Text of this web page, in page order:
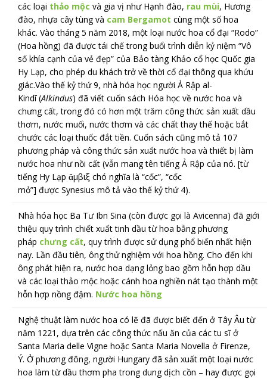
các loại thảo mộc và gia vị như Hạnh đào, rau mùi, Hương
đào, nhựa cây tùng và cam Bergamot cùng một số hoa
khác. Vào tháng 5 năm 2018, một loại nước hoa cổ đại “Rodo”
(Hoa hồng) đã được tái chế trong buổi trình diễn kỷ niệm “Vô
số khía cạnh của vẻ đẹp” của Bảo tàng Khảo cổ học Quốc gia
Hy Lạp, cho phép du khách trở về thời cổ đại thông qua khứu
giác.Vào thế kỷ thứ 9, nhà hóa học người Ả Rập al-
Kindī (Alkindus) đã viết cuốn sách Hóa học về nước hoa và
chưng cất, trong đó có hơn một trăm công thức sản xuất dầu
thơm, nước muối, nước thơm và các chất thay thế hoặc bắt
chước các loại thuốc đắt tiền. Cuốn sách cũng mô tả 107
phương pháp và công thức sản xuất nước hoa và thiết bị làm
nước hoa như nồi cất (vẫn mang tên tiếng Ả Rập của nó. [từ
tiếng Hy Lạp ἄμβιξ chó nghĩa là “cốc”, “cốc
mỏ”] được Synesius mô tả vào thế kỷ thứ 4).
Nhà hóa học Ba Tư Ibn Sina (còn được gọi là Avicenna) đã giới
thiệu quy trình chiết xuất tinh dầu từ hoa bằng phương
pháp chưng cất, quy trình được sử dụng phổ biến nhất hiện
nay. Lần đầu tiên, ông thử nghiệm với hoa hồng. Cho đến khi
ông phát hiện ra, nước hoa dạng lỏng bao gồm hỗn hợp dầu
và các loại thảo mộc hoặc cánh hoa nghiền nát tạo thành một
hỗn hợp nồng đậm. Nước hoa hồng
Nghệ thuật làm nước hoa có lẽ đã được biết đến ở Tây Âu từ
năm 1221, dựa trên các công thức nấu ăn của các tu sĩ ở
Santa Maria delle Vigne hoặc Santa Maria Novella ở Firenze,
Ý. Ở phương đông, người Hungary đã sản xuất một loại nước
hoa làm từ dầu thơm pha trong dung dịch cồn – hay được gọi